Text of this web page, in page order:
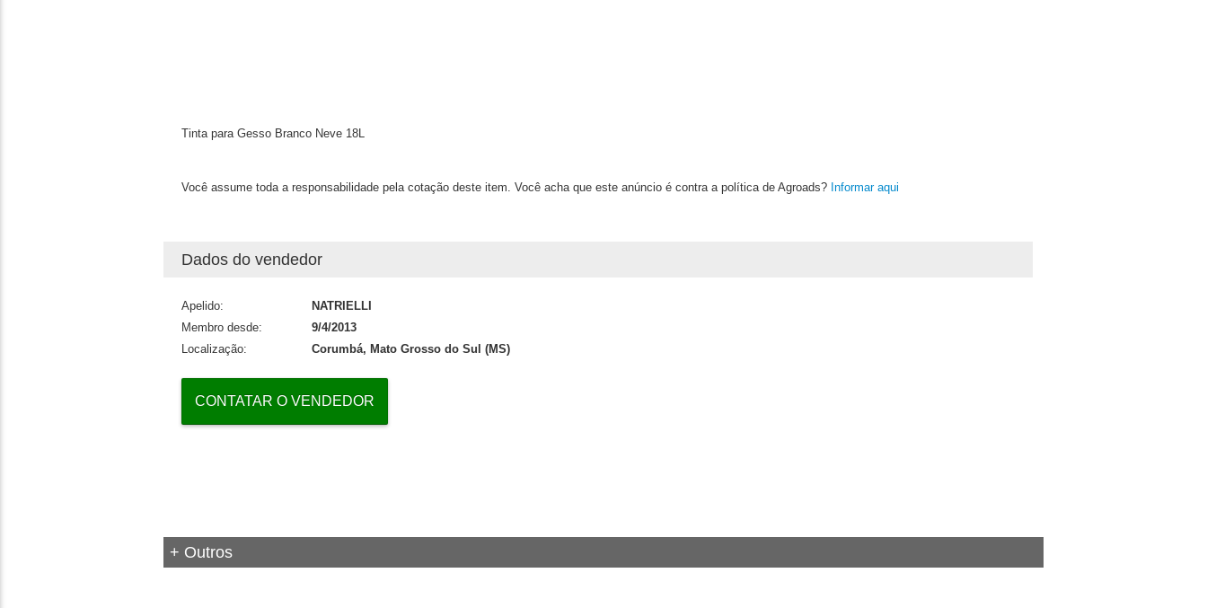
Tinta para Gesso Branco Neve 18L
Você assume toda a responsabilidade pela cotação deste item. Você acha que este anúncio é contra a política de Agroads? Informar aqui
Dados do vendedor
Apelido:
NATRIELLI
Membro desde:
9/4/2013
Localização:
Corumbá, Mato Grosso do Sul (MS)
CONTATAR O VENDEDOR
+ Outros